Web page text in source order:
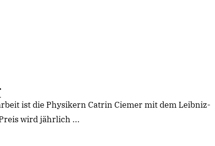
ist die Physikern Catrin Ciemer mit dem Leibniz-
wird jährlich ...